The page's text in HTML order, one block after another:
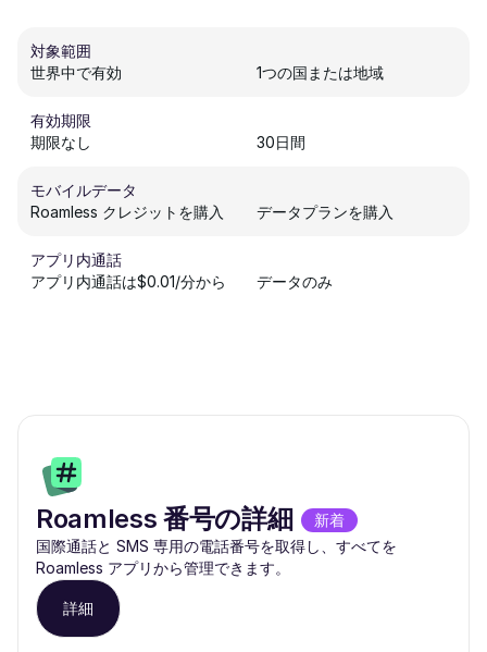
対象範囲
世界中で有効
1つの国または地域
有効期限
期限なし
30日間
モバイルデータ
Roamless クレジットを購入
データプランを購入
アプリ内通話
アプリ内通話は$0.01/分から
データのみ
Roamless 番号の詳細
新着
国際通話と SMS 専用の電話番号を取得し、すべてを
Roamless アプリから管理できます。
詳細